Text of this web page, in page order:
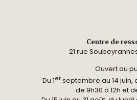
Centre de
21 rue
Ouvert au
Du 1erseptembre au 14 juin,
de 9h30 à 12h et